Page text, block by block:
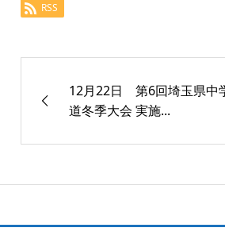
RSS
12月22日 第6回埼玉県中
道冬季大会 実施...